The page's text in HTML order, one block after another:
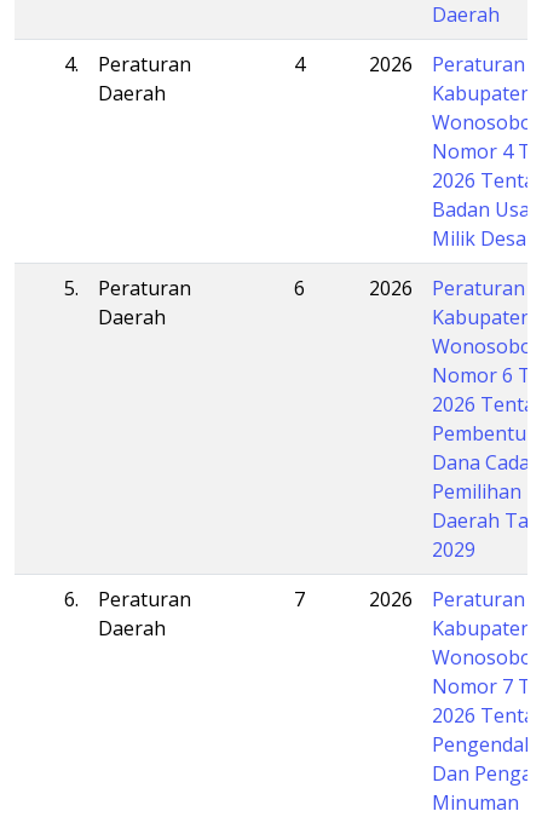
Daerah
4.
Peraturan
Daerah
4 2026
Peraturan
Kabupaten
Wonosobo
Nomor 4
2026
Badan
Milik Desa
5.
Peraturan
Daerah
6 2026
Peraturan
Kabupaten
Wonosobo
Nomor 6
2026
Dana
Pemilihan
Daerah
2029
6.
Peraturan
Daerah
7 2026
Peraturan
Kabupaten
Wonosobo
Nomor 7
2026
Dan
Minuman